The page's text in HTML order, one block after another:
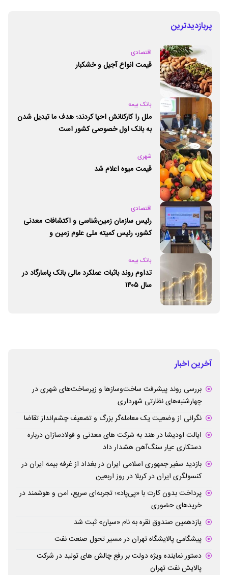
پربازدیدترین
اقتصادی
قیمت انواع آجیل و خشکبار
بانک بیمه
ملل را کارکنانش احیا کردند؛ هدف ما تبدیل شدن
به بانک اول خصوصی کشور است
شهری
قیمت میوه اعلام شد
اقتصادی
رئیس سازمان زمین‌شناسی و اکتشافات معدنی
کشور،‌ رئیس کمیته ملی علوم زمین و
بانک بیمه
تداوم روند باثبات عملکرد مالی بانک پاسارگاد در
سال ۱۴۰۵
آخرین اخبار
بررسی روند پیشرفت ساخت‌وسازها و زیرساخت‌های شهری در
چهارشنبه‌های نظارتی شهرداری
نگرانی از وضعیت یک معامله‌گر بزرگ و تضعیف چشم‌انداز تقاضا
ایالت اودیشا در هند به شرکت های معدنی و فولادسازان درباره
دستکاری عیار سنگ‌آهن هشدار داد
بازدید سفیر جمهوری اسلامی ایران در بغداد از غرفه بیمه ایران در
کنسولگری ایران در کربلا در روز اربعین
پرداخت بدون کارت با «پی‌پاد»؛ تجربه‌ای سریع، امن و هوشمند در
خریدهای حضوری
یازدهمین صندوق نقره به نام «سیان» ثبت شد
پیشگامی پالایشگاه تهران در مسیر تحول صنعت نفت
دستور نماینده ویژه دولت بر رفع چالش های تولید در شرکت
پالایش نفت تهران